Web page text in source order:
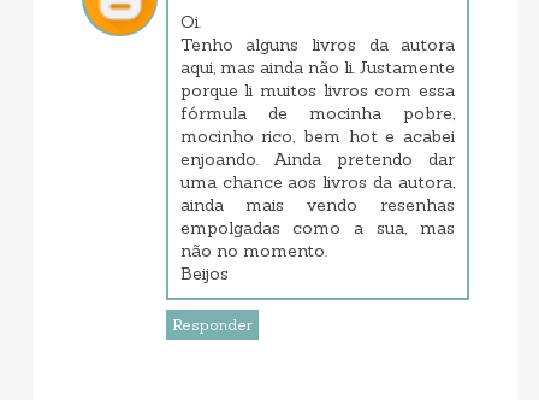
Oi.
Tenho alguns livros da autora
aqui, mas ainda não li. Justamente
porque li muitos livros com essa
fórmula de mocinha pobre,
mocinho rico, bem hot e acabei
enjoando. Ainda pretendo dar
uma chance aos livros da autora,
ainda mais vendo resenhas
empolgadas como a sua, mas
não no momento.
Beijos
Responder